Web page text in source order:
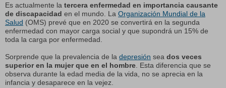
Es actualmente la tercera enfermedad en importancia causante
de discapacidad en el mundo. La Organización Mundial de la
Salud (OMS) prevé que en 2020 se convertirá en la segunda
enfermedad con mayor carga social y que supondrá un 15% de
toda la carga por enfermedad.
Sorprende que la prevalencia de la depresión sea dos veces
superior en la mujer que en el hombre . Esta diferencia que se
observa durante la edad media de la vida, no se aprecia en la
infancia y desaparece en la vejez.